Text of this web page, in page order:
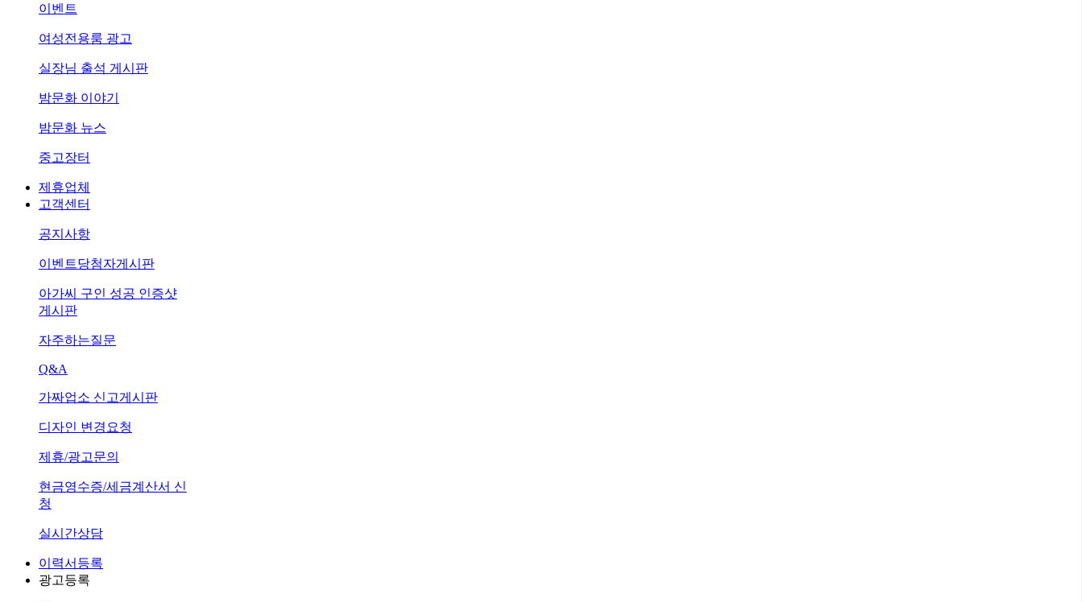
이벤트
여성전용룸 광고
실장님 출석 게시판
밤문화 이야기
밤문화 뉴스
중고장터
제휴업체
고객센터
공지사항
이벤트당첨자게시판
아가씨 구인 성공 인증샷
게시판
자주하는질문
Q&A
가짜업소 신고게시판
디자인 변경요청
제휴/광고문의
현금영수증/세금계산서 신
청
실시간상담
이력서등록
광고등록